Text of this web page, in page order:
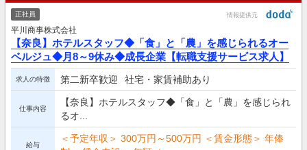
正社員 情報提供元
平川商事株式会社
【奈良】ホテルスタッフ◆「食」と「農」を感じられるオー
ベルジュ◆月8～9休み◆成長企業【転職支援サービス求人】
求人の特徴 第二新卒歓迎 社宅・家賃補助あり
仕事内容
【奈良】ホテルスタッフ◆「食」と「農」を感じられ
るオ...
給与
＜予定年収＞ 300万円～500万円 ＜賃金形態＞ 年俸